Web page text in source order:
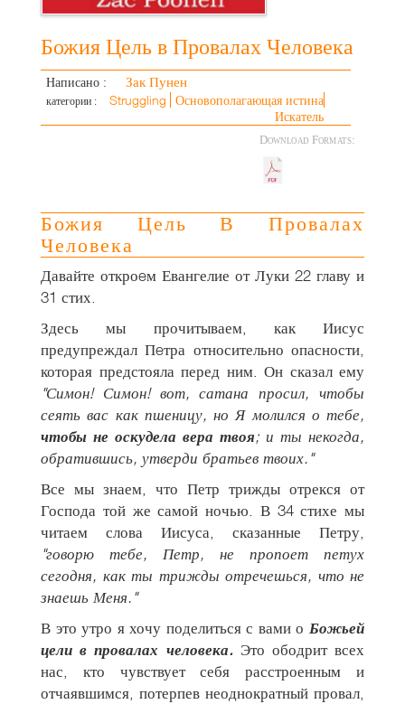
Божия Цель в Провалах Человека
Написано : Зак Пунен
категории : Struggling
Основополагающая истина
Искатель
Download Formats:
Божия Цель В Провалах
Человека
Давайте откроeм Евангелие от Луки 22 главу и
31 стих.
Здесь мы прочитываем, как Иисус
предупреждал Пeтра относительно опасности,
которая предстояла перед ним. Он сказал ему
"Симон! Симон! вот, сатана просил, чтобы
сеять вас как пшеницу, но Я молился о тебе,
чтобы не оскудела вера твоя; и ты некогда,
обратившись, утверди братьев твоих."
Все мы знаем, что Петр трижды отрекся от
Господа той же самой ночью. В 34 стихе мы
читаем слова Иисуса, сказанные Петру,
"говорю тебе, Петр, не пропоет петух
сегодня, как ты трижды отречешься, что не
знаешь Меня."
В это утро я хочу поделиться с вами о Божьей
цели в провалах человека. Это ободрит всех
нас, кто чувствует себя расстроенным и
отчаявшимся, потерпев неоднократный провал,